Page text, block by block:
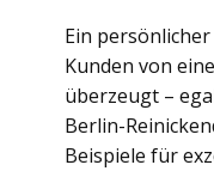
Ein
Kunden von
überzeugt –
Berlin-
Beispiele für